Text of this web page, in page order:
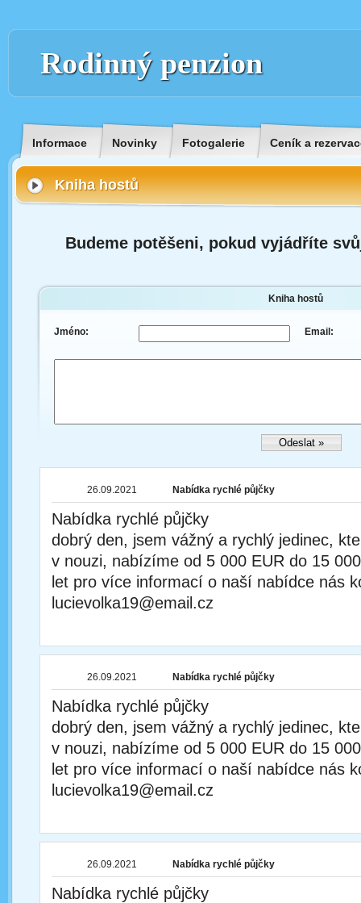
Rodinný penzion
Informace Novinky Fotogalerie Ceník a
Kniha hostů
Budeme potěšeni, pokud vyjádříte
Kniha hostů
Jméno: Email:
26.09.2021 Nabídka rychlé půjčky
Nabídka rychlé půjčky
dobrý den, jsem vážný a rychlý jedinec,
v nouzi, nabízíme od 5 000 EUR do 15
let pro více informací o naší nabídce nás
lucievolka19@email.cz
26.09.2021 Nabídka rychlé půjčky
Nabídka rychlé půjčky
dobrý den, jsem vážný a rychlý jedinec,
v nouzi, nabízíme od 5 000 EUR do 15
let pro více informací o naší nabídce nás
lucievolka19@email.cz
26.09.2021 Nabídka rychlé půjčky
Nabídka rychlé půjčky